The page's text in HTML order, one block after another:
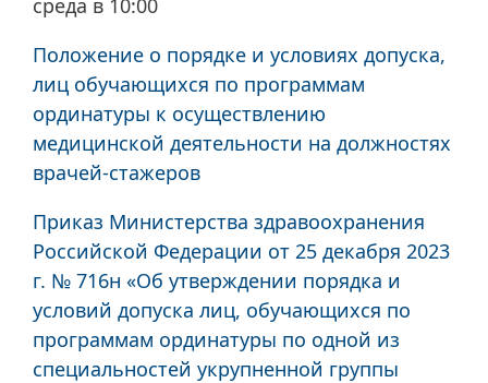
среда в 10:00
Положение о порядке и условиях допуска,
лиц обучающихся по программам
ординатуры к осуществлению
медицинской деятельности на должностях
врачей-стажеров
Приказ Министерства здравоохранения
Российской Федерации от 25 декабря 2023
г. № 716н «Об утверждении порядка и
условий допуска лиц, обучающихся по
программам ординатуры по одной из
специальностей укрупненной группы